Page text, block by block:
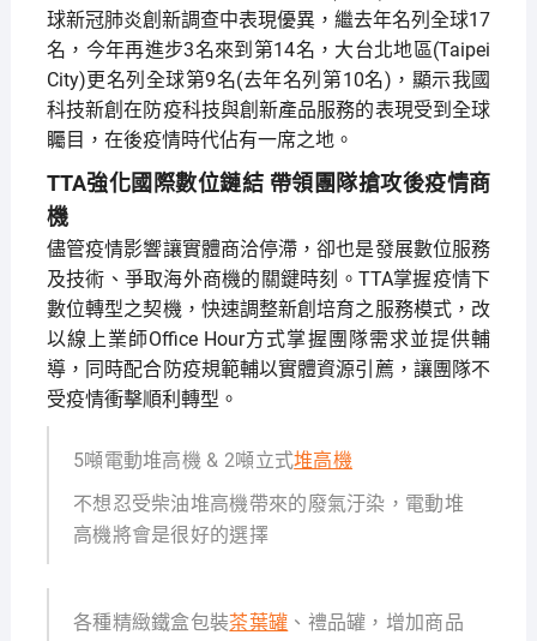
球新冠肺炎創新調查中表現優異，繼去年名列全球17
名，今年再進步3名來到第14名，大台北地區(Taipei
City)更名列全球第9名(去年名列第10名)，顯示我國
科技新創在防疫科技與創新產品服務的表現受到全球
矚目，在後疫情時代佔有一席之地。
TTA強化國際數位鏈結 帶領團隊搶攻後疫情商
機
儘管疫情影響讓實體商洽停滯，卻也是發展數位服務
及技術、爭取海外商機的關鍵時刻。TTA掌握疫情下
數位轉型之契機，快速調整新創培育之服務模式，改
以線上業師Office Hour方式掌握團隊需求並提供輔
導，同時配合防疫規範輔以實體資源引薦，讓團隊不
受疫情衝擊順利轉型。
5噸電動堆高機 & 2噸立式堆高機
不想忍受柴油堆高機帶來的廢氣汙染，電動堆
高機將會是很好的選擇
各種精緻鐵盒包裝茶葉罐 、禮品罐，增加商品